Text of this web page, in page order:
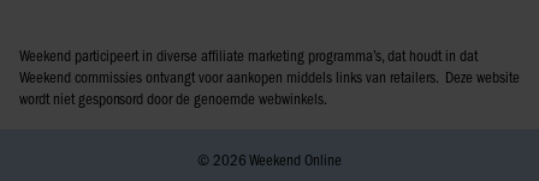
Weekend participeert in diverse affiliate marketing programma’s, dat houdt in dat
Weekend commissies ontvangt voor aankopen middels links van retailers. Deze website
wordt niet gesponsord door de genoemde webwinkels.
© 2026 Weekend Online